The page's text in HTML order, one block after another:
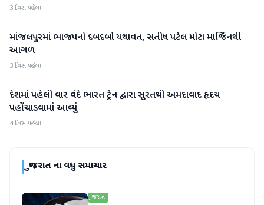
3 દિવસ પહેલા
ગુજરાત
માંજલપુરમાં ભાજપનો દબદબો યથાવત, સતીષ પટેલ મોટા માર્જિનથી
આગળ
3 દિવસ પહેલા
ગુજરાત
દેશમાં પહેલી વાર વંદે ભારત ટ્રેન દ્વારા સુરતથી અમદાવાદ હૃદય
પહોંચાડવામાં આવ્યું
4 દિવસ પહેલા
ગુજરાતના વધુ સમાચાર
ગુજરાત